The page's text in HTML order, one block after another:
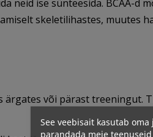
neid ise sünteesida. BCAA-
skeletilihastes, muutes
või pärast treeningut.
See veebisait kasutab
parandada meie